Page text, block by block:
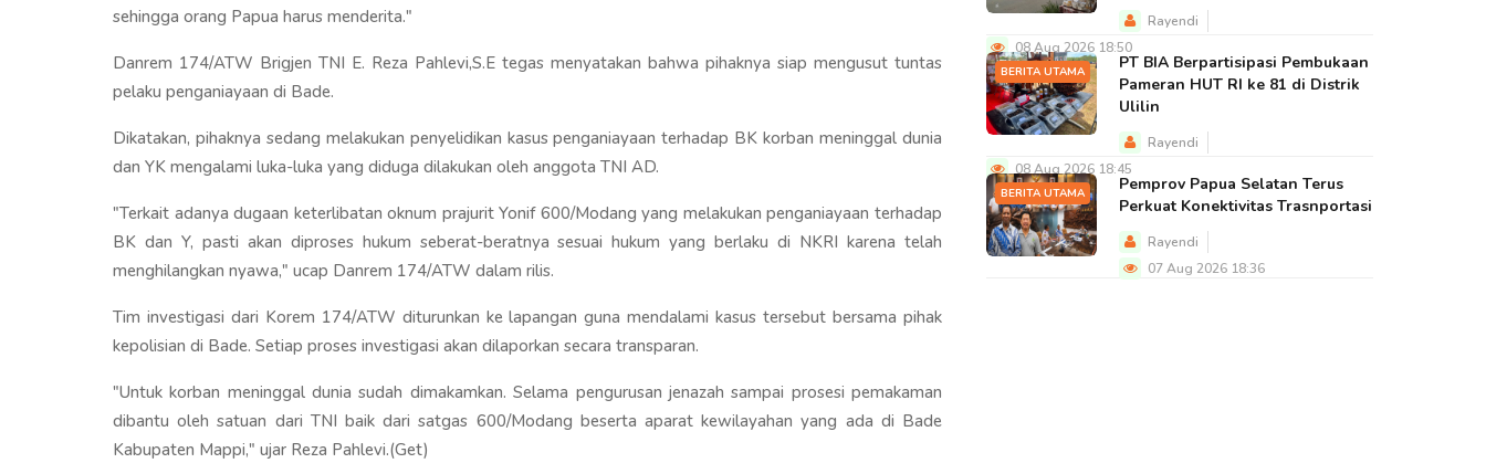
sehingga orang Papua harus menderita."
Danrem 174/ATW Brigjen TNI E. Reza Pahlevi,S.E tegas menyatakan bahwa pihaknya siap mengusut tuntas
pelaku penganiayaan di Bade.
Dikatakan, pihaknya sedang melakukan penyelidikan kasus penganiayaan terhadap BK korban meninggal dunia
dan YK mengalami luka-luka yang diduga dilakukan oleh anggota TNI AD.
"Terkait adanya dugaan keterlibatan oknum prajurit Yonif 600/Modang yang melakukan penganiayaan terhadap
BK dan Y, pasti akan diproses hukum seberat-beratnya sesuai hukum yang berlaku di NKRI karena telah
menghilangkan nyawa," ucap Danrem 174/ATW dalam rilis.
Tim investigasi dari Korem 174/ATW diturunkan ke lapangan guna mendalami kasus tersebut bersama pihak
kepolisian di Bade. Setiap proses investigasi akan dilaporkan secara transparan.
"Untuk korban meninggal dunia sudah dimakamkan. Selama pengurusan jenazah sampai prosesi pemakaman
dibantu oleh satuan dari TNI baik dari satgas 600/Modang beserta aparat kewilayahan yang ada di Bade
Kabupaten Mappi," ujar Reza Pahlevi.(Get)
Rayendi
08 Aug 2026 18:50
BERITA UTAMA
PT BIA Berpartisipasi Pembukaan
Pameran HUT RI ke 81 di Distrik
Ulilin
Rayendi
08 Aug 2026 18:45
BERITA UTAMA
Pemprov Papua Selatan Terus
Perkuat Konektivitas Trasnportasi
Rayendi
07 Aug 2026 18:36